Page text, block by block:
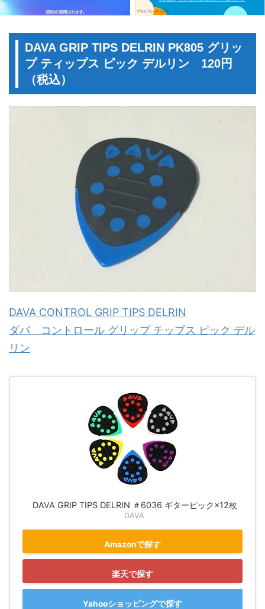
DAVA GRIP TIPS DELRIN PK805 グリッ
プ ティップス ピック デルリン 120円
（税込）
DAVA CONTROL GRIP TIPS DELRIN
ダバ コントロール グリップ チップス ピック デル
リン
DAVA GRIP TIPS DELRIN ＃6036 ギターピック×12枚
DAVA
Amazonで探す
楽天で探す
Yahooショッピングで探す